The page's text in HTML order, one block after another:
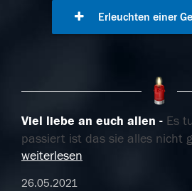
Erleuchten einer
Viel liebe an euch allen
Es
passiert ist das sie alles nicht
weiterlesen
26.05.2021